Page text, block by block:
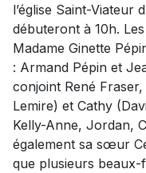
l’église Saint-Viateur
débuteront à 10h.
Madame Ginette
: Armand Pépin et
conjoint René
Lemire) et Cathy
Kelly-Anne, Jordan,
également sa sœur
que plusieurs